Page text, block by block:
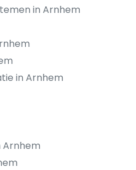
in Arnhem
in Arnhem
Arnhem